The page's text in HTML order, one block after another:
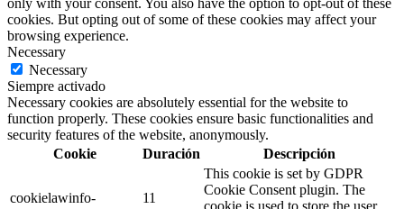
only with your consent. You also have the option to opt-out of these
cookies. But opting out of some of these cookies may affect your
browsing experience.
Necessary
Necessary
Siempre activado
Necessary cookies are absolutely essential for the website to
function properly. These cookies ensure basic functionalities and
security features of the website, anonymously.
Cookie
Duración Descripción
cookielawinfo-
11
This cookie is set by GDPR
Cookie Consent plugin. The
cookie is used to store the user